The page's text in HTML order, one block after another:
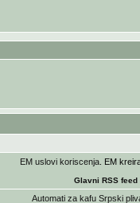
EM uslovi koriscenja . EM
Glavni RSS feed
Automati za kafu Srpski